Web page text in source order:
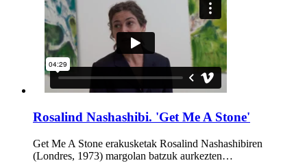
Rosalind Nashashibi. 'Get Me A Stone'
Get Me A Stone erakusketak Rosalind Nashashibiren
(Londres, 1973) margolan batzuk aurkezten…